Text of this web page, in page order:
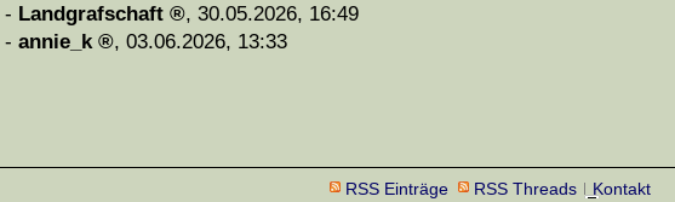
- Landgrafschaft , 30.05.2026, 16:49
- annie_k , 03.06.2026, 13:33
RSS Einträge RSS Threads Kontakt